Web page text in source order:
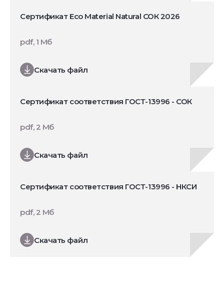
Сертификат Eco Material Natural СОК 2026
Скачать файл
pdf, 1 Мб
Сертификат соответствия ГОСТ-13996 - СОК
Скачать файл
pdf, 2 Мб
Сертификат соответствия ГОСТ-13996 - НКСИ
Скачать файл
pdf, 2 Мб